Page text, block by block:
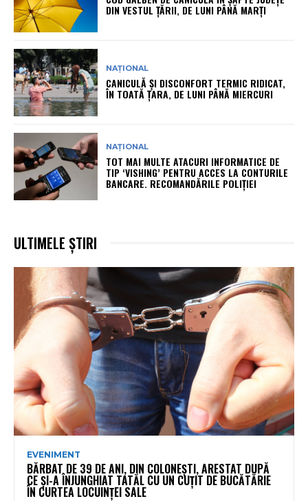
DIN VESTUL ȚĂRII, DE LUNI PÂNĂ MARȚI
NAȚIONAL
CANICULĂ ȘI DISCONFORT TERMIC RIDICAT,
ÎN TOATĂ ȚARA, DE LUNI PÂNĂ MIERCURI
NAȚIONAL
TOT MAI MULTE ATACURI INFORMATICE DE
TIP ‘VISHING’ PENTRU ACCES LA CONTURILE
BANCARE. RECOMANDĂRILE POLIȚIEI
ULTIMELE ȘTIRI
EVENIMENT
BĂRBAT DE 39 DE ANI, DIN COLONEȘTI, ARESTAT DUPĂ
CE ȘI-A ÎNJUNGHIAT TATĂL CU UN CUȚIT DE BUCĂTĂRIE
ÎN CURTEA LOCUINȚEI SALE